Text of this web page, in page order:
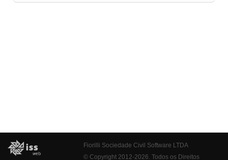
Fiorilli Sociedade Civil Software LTDA
© Copyright 2012-2026. Todos os Direitos